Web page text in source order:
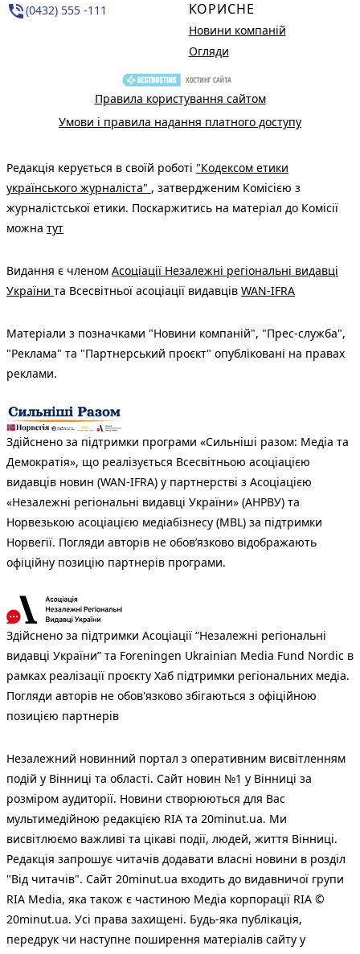
phone_in_talk(0432) 555 -111 КОРИСНЕ
Новини компаній
Огляди
Правила користування сайтом
Умови і правила надання платного доступу
Редакція керується в своїй роботі "Кодексом етики
українського журналіста" , затвердженим Комісією з
журналістської етики. Поскаржитись на матеріал до Комісії
можна тут
Видання є членом Асоціації Незалежні регіональні видавці
України та Всесвітньої асоціації видавців WAN-IFRA
Матеріали з позначками "Новини компаній", "Прес-служба",
"Реклама" та "Партнерський проєкт" опубліковані на правах
реклами.
Здійснено за підтримки програми «Сильніші разом: Медіа та
Демократія», що реалізується Всесвітньою асоціацією
видавців новин (WAN-IFRA) у партнерстві з Асоціацією
«Незалежні регіональні видавці України» (АНРВУ) та
Норвезькою асоціацією медіабізнесу (MBL) за підтримки
Норвегії. Погляди авторів не обов’язково відображають
офіційну позицію партнерів програми.
Здійснено за підтримки Асоціації “Незалежні регіональні
видавці України” та Foreningen Ukrainian Media Fund Nordic в
рамках реалізації проєкту Хаб підтримки регіональних медіа.
Погляди авторів не обов'язково збігаються з офіційною
позицією партнерів
Незалежний новинний портал з оперативним висвітленням
подій у Вінниці та області. Сайт новин №1 у Вінниці за
розміром аудиторії. Новини створюються для Вас
мультимедійною редакцією RIA та 20minut.ua. Ми
висвітлюємо важливі та цікаві події, людей, життя Вінниці.
Редакція запрошує читачів додавати власні новини в розділ
"Від читачів". Сайт 20minut.ua входить до видавничої групи
RIA Media, яка також є частиною Медіа корпорації RIA ©
20minut.ua. Усі права захищені. Будь-яка публiкацiя,
передрук чи наступне поширення матеріалів сайту у